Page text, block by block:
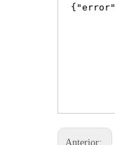
Anterior: